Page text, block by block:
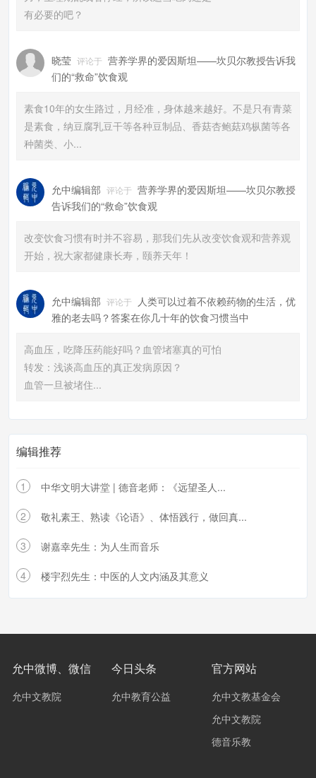
有必要的吧？
晓莹 评论于 营养学界的爱因斯坦——坎贝尔教授告诉我
们的“救命”饮食观
素食10年的女生路过，月经准，身体越来越好。不是只有青菜
是素食，纳豆腐乳豆干等各种豆制品、香菇杏鲍菇鸡枞菌等各
种菌类、小...
允中编辑部 评论于 营养学界的爱因斯坦——坎贝尔教授
告诉我们的“救命”饮食观
改变饮食习惯有时并不容易，那我们先从改变饮食观和营养观
开始，祝大家都健康长寿，颐养天年！
允中编辑部 评论于
人类可以过着不依赖药物的生活，优
雅的老去吗？答案在你几十年的饮食习惯当中​
高血压，吃降压药能好吗？血管堵塞真的可怕
转发：浅谈高血压的真正发病原因？
血管一旦被堵住...
编辑推荐
1 中华文明大讲堂 | 德音老师：《远望圣人...
2 敬礼素王、熟读《论语》、体悟践行，做回真...
3 谢嘉幸先生：为人生而音乐
4 楼宇烈先生：中医的人文内涵及其意义
允中微博、微信
允中文教院
今日头条
允中教育公益
官方网站
允中文教基金会
允中文教院
德音乐教